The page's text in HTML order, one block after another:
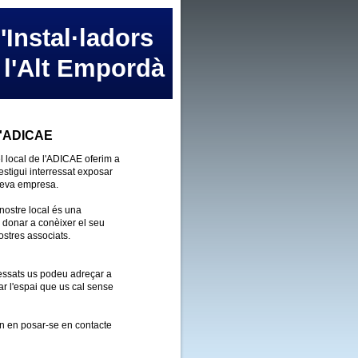
Empordà
local de l'ADICAE oferim a
interressat exposar
empresa.
local és una
a conèixer el seu
associats.
us podeu adreçar a
l'espai que us cal sense
en posar-se en contacte